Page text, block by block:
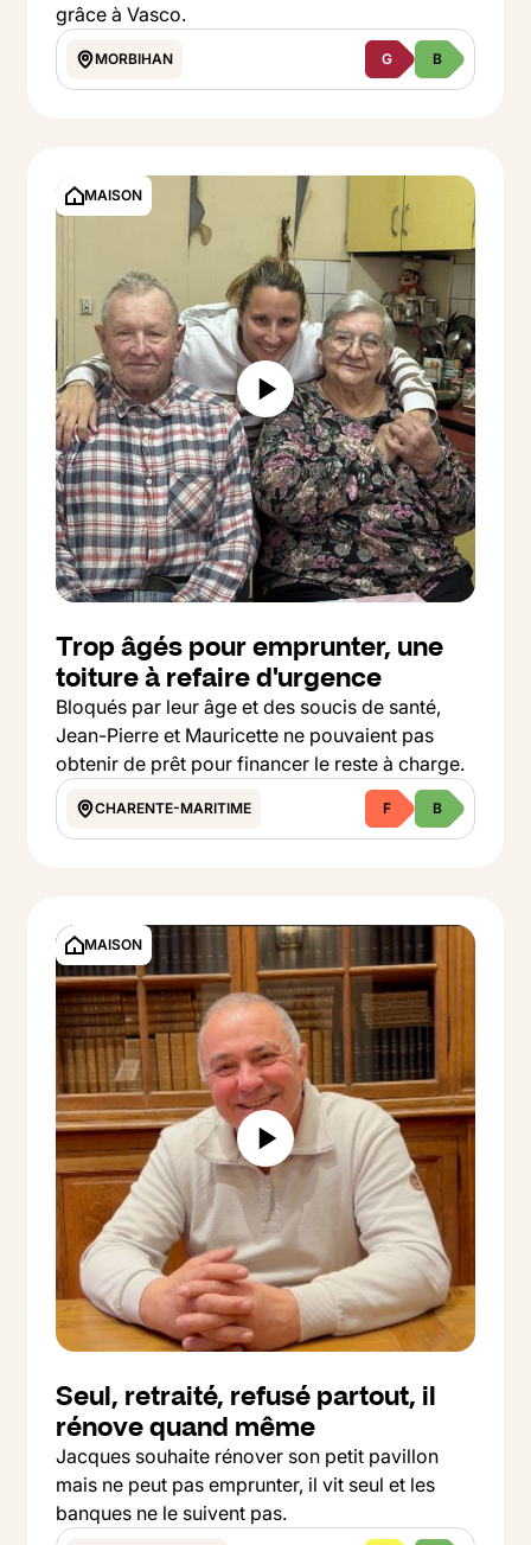
grâce à Vasco.
MORBIHAN G B
MAISON
Trop âgés pour emprunter, une
toiture à refaire d'urgence
Bloqués par leur âge et des soucis de santé,
Jean-Pierre et Mauricette ne pouvaient pas
obtenir de prêt pour financer le reste à charge.
CHARENTE-MARITIME F B
MAISON
Seul, retraité, refusé partout, il
rénove quand même
Jacques souhaite rénover son petit pavillon
mais ne peut pas emprunter, il vit seul et les
banques ne le suivent pas.